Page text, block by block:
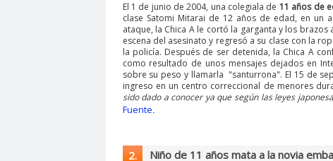
El 1 de junio de 2004, una colegiala de 11 años de
clase Satomi Mitarai de 12 años de edad, en un
ataque, la Chica A le cortó la garganta y los
escena del asesinato y regresó a su clase con la
la policía. Después de ser detenida, la Chica A
como resultado de unos mensajes dejados en
sobre su peso y llamarla "santurrona". El 15 de
ingreso en un centro correccional de menores
sido dado a conocer ya que según las leyes
Fuente.
2. Niño de 11 años mata a la novia